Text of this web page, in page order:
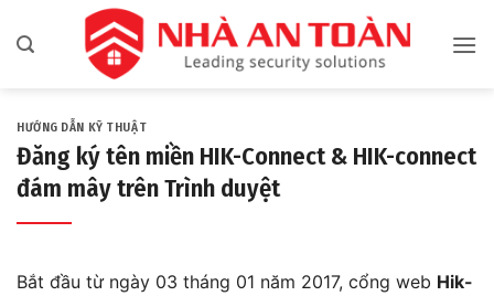
qua
HƯỚNG DẪN KỸ THUẬT
Đăng ký tên miền HIK-Connect & HIK-connect
đám mây trên Trình duyệt
Bắt đầu từ ngày 03 tháng 01 năm 2017, cổng web Hik-